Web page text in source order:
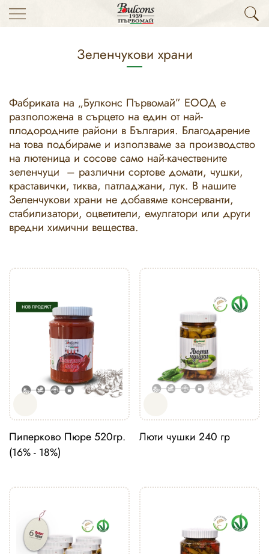
Зеленчукови храни
Фабриката на „Булконс Първомай” ЕООД е
разположена в сърцето на един от най-
плодородните райони в България. Благодарение
на това подбираме и използваме за производство
на лютеница и сосове само най-качествените
зеленчуци – различни сортове домати, чушки,
краставички, тиква, патладжани, лук. В нашите
Зеленчукови храни не добавяме консерванти,
стабилизатори, оцветители, емулгатори или други
вредни химични вещества.
Пиперково Пюре 520гр.
(16% - 18%)
Люти чушки 240 гр